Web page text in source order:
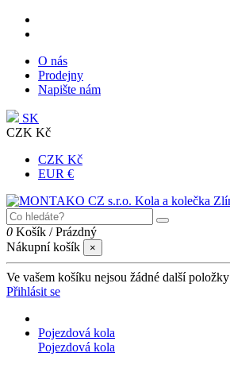
O nás
Prodejny
Napište nám
SK
CZK Kč
CZK Kč
EUR €
0 Košík /Prázdný
Nákupní košík
×
Ve vašem košíku nejsou žádné další položky
Přihlásit se
Pojezdová kola
Pojezdová kola